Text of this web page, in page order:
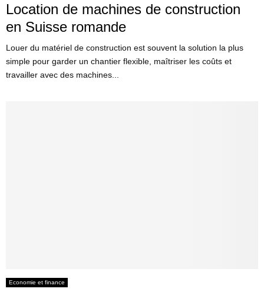
Location de machines de construction
en Suisse romande
Louer du matériel de construction est souvent la solution la plus
simple pour garder un chantier flexible, maîtriser les coûts et
travailler avec des machines...
Economie et finance